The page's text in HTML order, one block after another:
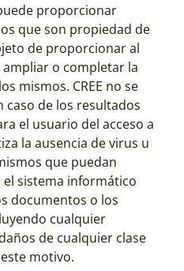
proporcionar
que son propiedad de
de proporcionar al
o completar la
mismos. CREE no se
caso de los resultados
el usuario del acceso a
la ausencia de virus u
que puedan
sistema informático
documentos o los
cualquier
de cualquier clase
motivo.